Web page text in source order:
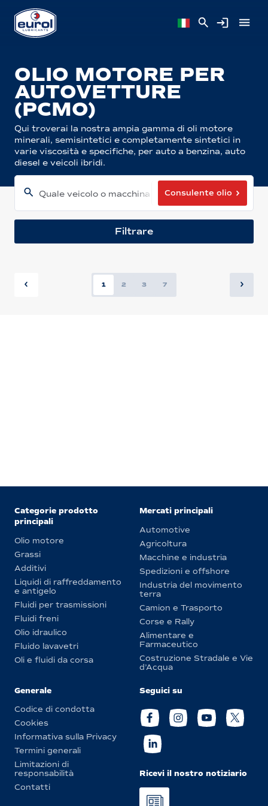
OLIO MOTORE PER
AUTOVETTURE
(PCMO)
Qui troverai la nostra ampia gamma di oli motore
minerali, semisintetici e completamente sintetici in
varie viscosità e specifiche, per auto a benzina, auto
diesel e veicoli ibridi.
Quale veicolo o macchina hai?Consulente olio
Filtrare
1 2 3 7
Categorie prodotto
principali
Olio motore
Grassi
Additivi
Liquidi di raffreddamento
e antigelo
Fluidi per trasmissioni
Fluidi freni
Olio idraulico
Fluido lavavetri
Oli e fluidi da corsa
Mercati principali
Automotive
Agricoltura
Macchine e industria
Spedizioni e offshore
Industria del movimento
terra
Camion e Trasporto
Corse e Rally
Alimentare e
Farmaceutico
Costruzione Stradale e Vie
d’Acqua
Generale
Codice di condotta
Cookies
Informativa sulla Privacy
Termini generali
Limitazioni di
responsabilità
Contatti
Seguici su
Ricevi il nostro notiziario